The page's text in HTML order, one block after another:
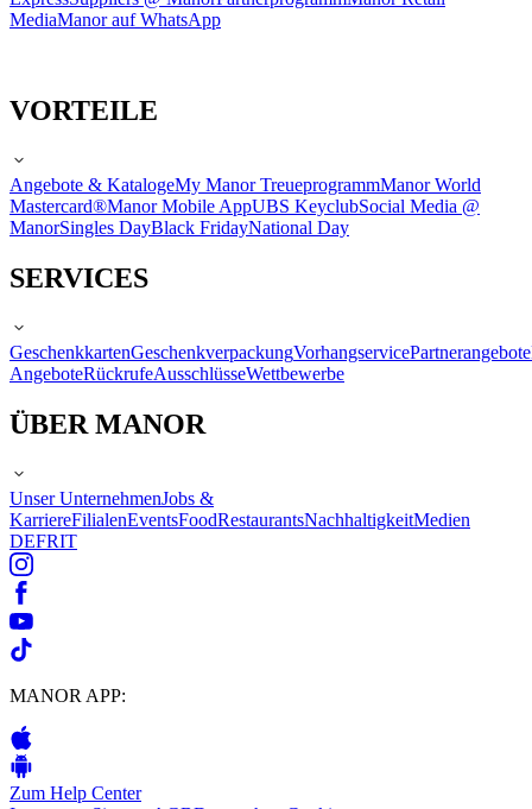
MediaManor auf WhatsApp
VORTEILE
Angebote & KatalogeMy Manor TreueprogrammManor World
Mastercard®Manor Mobile AppUBS KeyclubSocial Media @
ManorSingles DayBlack FridayNational Day
SERVICES
GeschenkkartenGeschenkverpackungVorhangservicePartnerangebote
AngeboteRückrufeAusschlüsseWettbewerbe
ÜBER MANOR
Unser UnternehmenJobs &
KarriereFilialenEventsFoodRestaurantsNachhaltigkeitMedien
DEFRIT
MANOR APP:
Zum Help Center